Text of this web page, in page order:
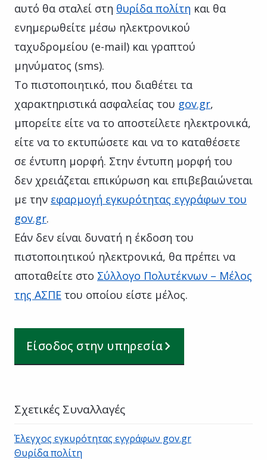
αυτό θα σταλεί στη θυρίδα πολίτη και θα
ενημερωθείτε μέσω ηλεκτρονικού
ταχυδρομείου (e-mail) και γραπτού
μηνύματος (sms).
Το πιστοποιητικό, που διαθέτει τα
χαρακτηριστικά ασφαλείας του gov.gr,
μπορείτε είτε να το αποστείλετε ηλεκτρονικά,
είτε να το εκτυπώσετε και να το καταθέσετε
σε έντυπη μορφή. Στην έντυπη μορφή του
δεν χρειάζεται επικύρωση και επιβεβαιώνεται
με την εφαρμογή εγκυρότητας εγγράφων του
gov.gr.
Εάν δεν είναι δυνατή η έκδοση του
πιστοποιητικού ηλεκτρονικά, θα πρέπει να
αποταθείτε στο Σύλλογο Πολυτέκνων – Μέλος
της ΑΣΠΕ του οποίου είστε μέλος.
Είσοδος στην υπηρεσία
Σχετικές Συναλλαγές
Έλεγχος εγκυρότητας εγγράφων gov.gr
Θυρίδα πολίτη